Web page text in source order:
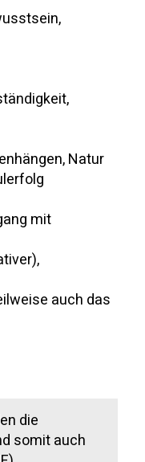
Natur
mit
auch das
die
somit auch